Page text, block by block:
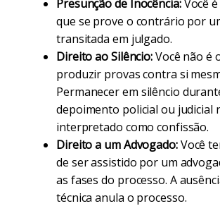
Presunção de Inocência:Você
que se prove o contrário por
transitada em julgado.
Direito ao Silêncio:Você não é
produzir provas contra si
Permanecer em silêncio
depoimento policial ou judicial
interpretado como confissão.
Direito a um Advogado:Você
de ser assistido por um
as fases do processo. A
técnica anula o processo.